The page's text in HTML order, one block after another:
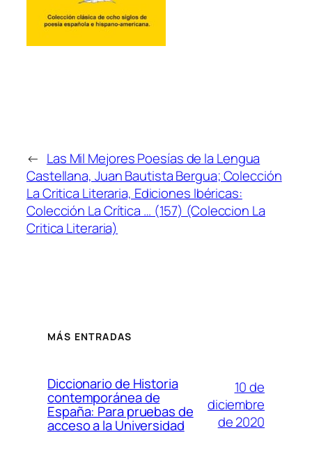
← Las Mil Mejores Poesías de la Lengua
Castellana, Juan Bautista Bergua; Colección
La Critica Literaria, Ediciones Ibéricas:
Colección La Crítica … (157) (Coleccion La
Critica Literaria)
MÁS ENTRADAS
Diccionario de Historia
contemporánea de
España: Para pruebas de
acceso a la Universidad
10 de
diciembre
de 2020